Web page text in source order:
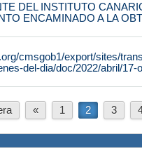
DEL INSTITUTO
ENCAMINADO A LA
cmsgob1/export/sites/
del-dia/doc/2022/abril/17-
« 1 2 3